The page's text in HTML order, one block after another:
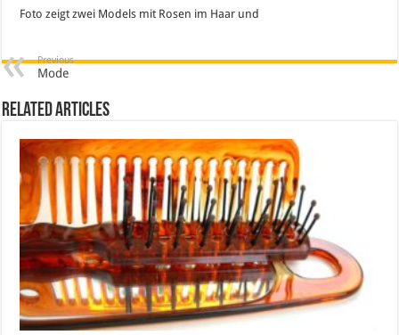
Foto zeigt zwei Models mit Rosen im Haar und
Previous
Mode
Related Articles